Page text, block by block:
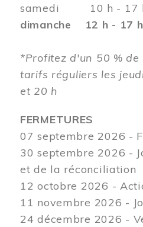
samedi 10 h - 17
dimanche 12 h - 17 h
*Profitez d'un 50 %
tarifs réguliers les
et 20 h
FERMETURES
07 septembre 2026 -
30 septembre 2026 -
et de la réconciliation
12 octobre 2026 -
11 novembre 2026 -
24 décembre 2026 -